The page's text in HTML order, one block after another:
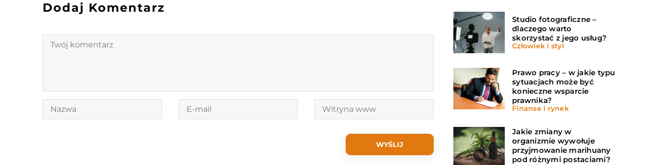
Dodaj Komentarz
Studio fotograficzne –
dlaczego warto
skorzystać z jego usług?
Człowiek i styl
Prawo pracy – w jakie typu
sytuacjach może być
konieczne wsparcie
prawnika?
Finanse i rynek
Jakie zmiany w
organizmie wywołuje
przyjmowanie marihuany
pod różnymi postaciami?